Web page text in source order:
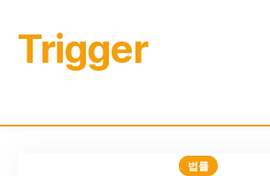
Trigger
법률